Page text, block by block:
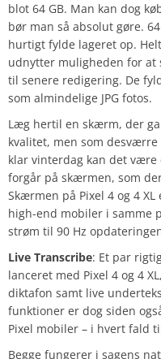
blot 64 GB. Man kan dog
bør man så absolut gøre.
hurtigt fylde lageret op.
udnytter muligheden for at
til senere redigering. De
som almindelige JPG fotos.
Læg hertil en skærm, der
kvalitet, men som desværre
klar vinterdag kan det
forgår på skærmen, som
Skærmen på Pixel 4 og 4
high-end mobiler i samme
strøm til 90 Hz
Live Transcribe: Et par
lanceret med Pixel 4 og 4
diktafon samt live
funktioner er dog siden
Pixel mobiler – i hvert fald
Begge fungerer i sagens